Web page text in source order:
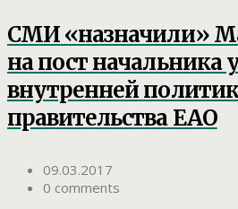
СМИ «назначили»
на пост начальника
внутренней
правительства ЕАО
09.03.2017
0 comments